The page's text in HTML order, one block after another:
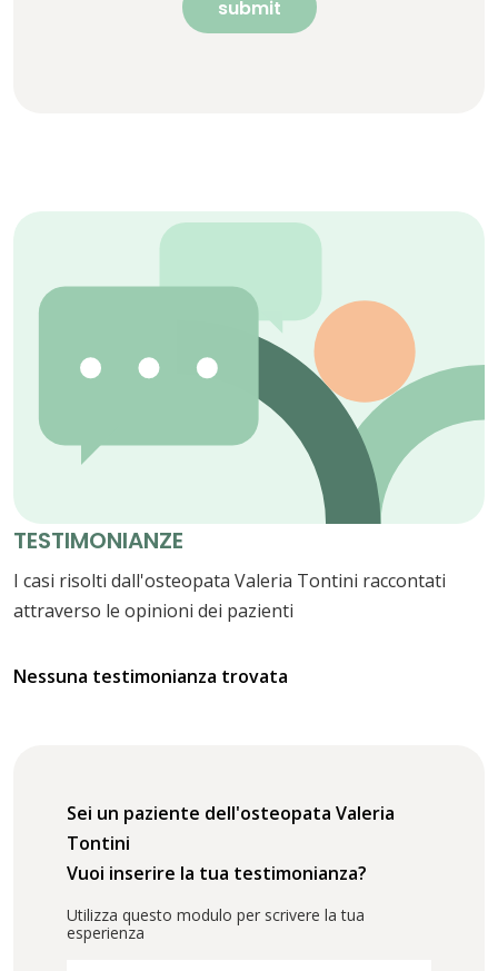
submit
TESTIMONIANZE
I casi risolti dall'osteopata Valeria Tontini raccontati
attraverso le opinioni dei pazienti
Nessuna testimonianza trovata
Sei un paziente dell'osteopata Valeria
Tontini
Vuoi inserire la tua testimonianza?
Utilizza questo modulo per scrivere la tua
esperienza